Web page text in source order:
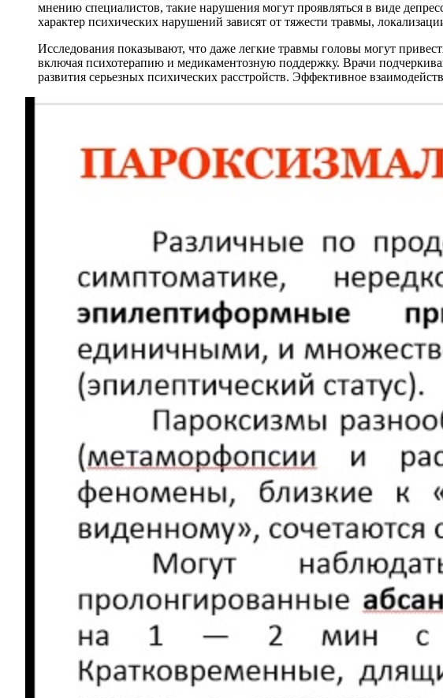
мнению специалистов, такие нарушения могут проявляться в виде
характер психических нарушений зависят от тяжести травмы,
Исследования показывают, что даже легкие травмы головы могут
включая психотерапию и медикаментозную поддержку. Врачи
развития серьезных психических расстройств. Эффективное